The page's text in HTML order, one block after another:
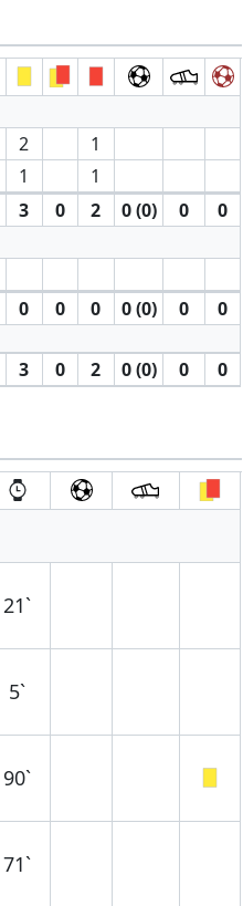
2
1
1
1
3 0 2 0 (0) 0 0
0 0 0 0 (0) 0 0
3 0 2 0 (0) 0 0
21`
5`
90`
71`